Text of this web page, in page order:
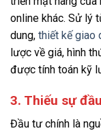
online khác. Sử lý
dung, thiết kế giao
lược về giá, hình
được tính toán kỹ
3. Thiếu sự
Đầu tư chính là